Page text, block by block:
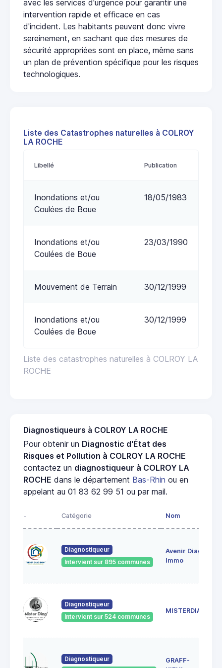
avec les services d'urgence pour garantir une
intervention rapide et efficace en cas
d'incident. Les habitants peuvent donc vivre
sereinement, en sachant que des mesures de
sécurité appropriées sont en place, même sans
un plan de prévention spécifique pour les risques
technologiques.
Liste des Catastrophes naturelles à COLROY
LA ROCHE
Liste des catastrophes naturelles à COLROY LA
ROCHE
Libellé Publication
Inondations et/ou
Coulées de Boue
18/05/1983
Inondations et/ou
Coulées de Boue
23/03/1990
Mouvement de Terrain 30/12/1999
Inondations et/ou
Coulées de Boue
30/12/1999
Diagnostiqueurs à COLROY LA ROCHE
Pour obtenir un Diagnostic d'État des
Risques et Pollution à COLROY LA ROCHE
contactez un diagnostiqueur à COLROY LA
ROCHE dans le département Bas-Rhin ou en
appelant au 01 83 62 99 51 ou par mail.
- Catégorie Nom
Diagnostiqueur
Intervient sur 895 communes
Avenir Diag
Immo
Diagnostiqueur
Intervient sur 524 communes
MISTERDIAG
Diagnostiqueur
GRAFF-